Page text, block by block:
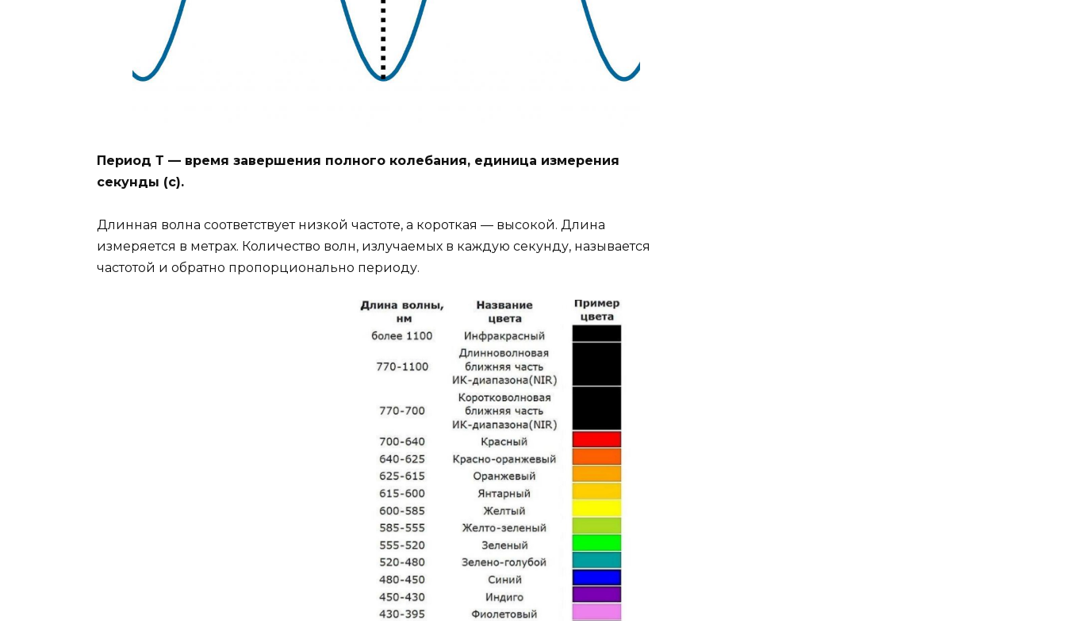
Период Т — время завершения полного колебания, единица измерения
секунды (с).
Длинная волна соответствует низкой частоте, а короткая — высокой. Длина
измеряется в метрах. Количество волн, излучаемых в каждую секунду, называется
частотой и обратно пропорционально периоду.